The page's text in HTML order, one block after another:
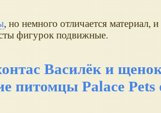
, но немного отличается материал,
фигурок подвижные.
Василёк и
питомцы Palace Pets